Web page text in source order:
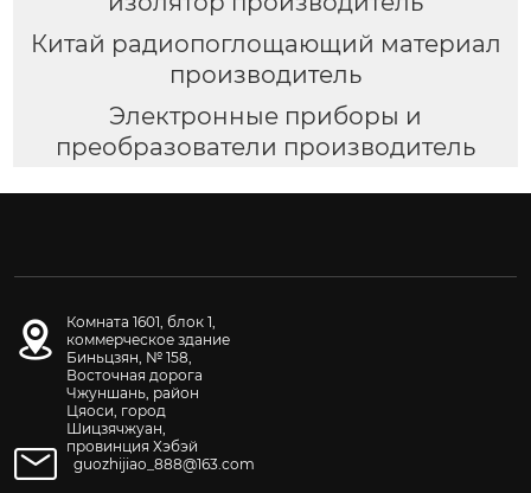
Китай радиопоглощающий материал
производитель
Электронные приборы и
преобразователи производитель
Комната 1601, блок 1,
коммерческое здание
Биньцзян, № 158,
Восточная дорога
Чжуншань, район
Цяоси, город
Шицзячжуан,
провинция Хэбэй
guozhijiao_888@163.com